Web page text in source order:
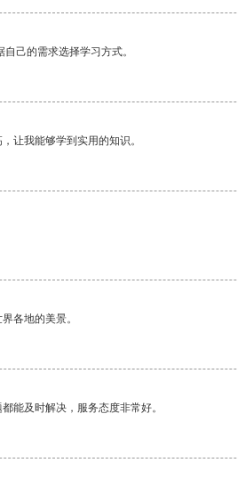
己的需求选择学习方式。
让我能够学到实用的知识。
各地的美景。
能及时解决，服务态度非常好。